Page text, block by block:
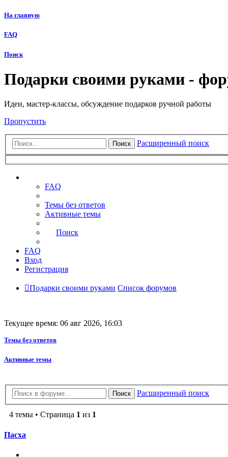
На главную
FAQ
Поиск
Подарки своими руками -
Идеи, мастер-классы, обсуждение подарков ручной работы
Пропустить
Поиск Расширенный поиск
FAQ
Темы без ответов
Активные темы
Поиск
FAQ
Вход
Регистрация
Подарки своими руками Список форумов
Текущее время: 06 авг 2026, 16:03
Темы без ответов
Активные темы
Поиск Расширенный поиск
4 темы • Страница 1 из 1
Пасха